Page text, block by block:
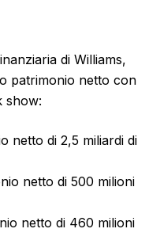
di Williams,
patrimonio netto con
show:
netto di 2,5 miliardi di
netto di 500 milioni
netto di 460 milioni